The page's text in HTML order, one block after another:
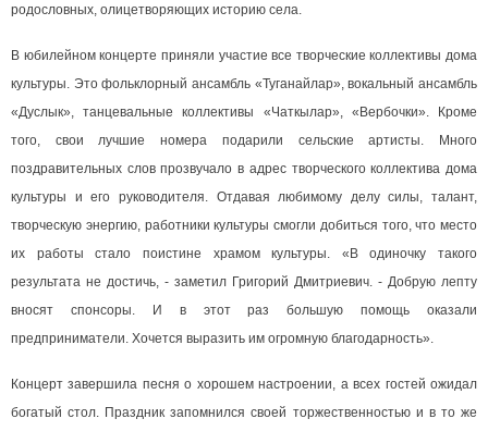
родословных, олицетворяющих историю села.
В юбилейном концерте приняли участие все творческие коллективы дома
культуры. Это фольклорный ансамбль «Туганайлар», вокальный ансамбль
«Дуслык», танцевальные коллективы «Чаткылар», «Вербочки». Кроме
того, свои лучшие номера подарили сельские артисты. Много
поздравительных слов прозвучало в адрес творческого коллектива дома
культуры и его руководителя. Отдавая любимому делу силы, талант,
творческую энергию, работники культуры смогли добиться того, что место
их работы стало поистине храмом культуры. «В одиночку такого
результата не достичь, - заметил Григорий Дмитриевич. - Добрую лепту
вносят спонсоры. И в этот раз большую помощь оказали
предприниматели. Хочется выразить им огромную благодарность».
Концерт завершила песня о хорошем настроении, а всех гостей ожидал
богатый стол. Праздник запомнился своей торжественностью и в то же